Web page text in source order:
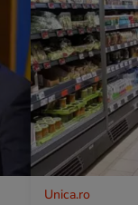
Unica.ro